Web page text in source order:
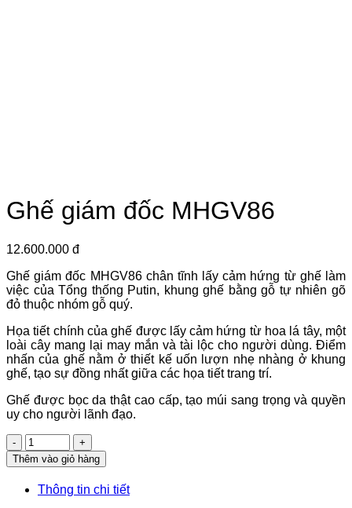
Ghế giám đốc MHGV86
12.600.000 đ
Ghế giám đốc MHGV86 chân tĩnh lấy cảm hứng từ ghế làm
việc của Tổng thống Putin, khung ghế bằng gỗ tự nhiên gõ
đỏ thuộc nhóm gỗ quý.
Họa tiết chính của ghế được lấy cảm hứng từ hoa lá tây, một
loài cây mang lại may mắn và tài lộc cho người dùng. Điểm
nhấn của ghế nằm ở thiết kế uốn lượn nhẹ nhàng ở khung
ghế, tạo sự đồng nhất giữa các họa tiết trang trí.
Ghế được bọc da thật cao cấp, tạo múi sang trọng và quyền
uy cho người lãnh đạo.
Số
lượng
Thêm vào giỏ hàng
Thông tin chi tiết